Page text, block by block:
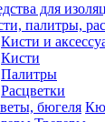
Кисти и
Кисти
Палитры
Расцветки